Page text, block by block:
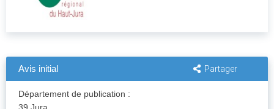
Avis initial Partager
Département de publication :